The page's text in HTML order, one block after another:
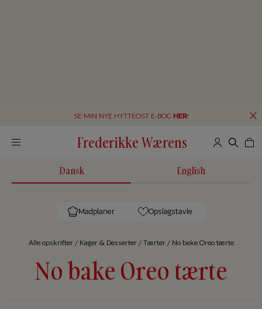
SE MIN NYE HYTTEOST E-BOG HER!
Frederikke Wærens
Dansk English
Madplaner Opslagstavle
Alle op­skrif­ter/ Kager & Desserter/ Tærter/ No bake Oreo tærte
No bake Oreo tærte